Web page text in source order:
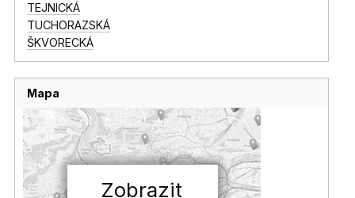
TEJNICKÁ
TUCHORAZSKÁ
ŠKVORECKÁ
Mapa
Zobrazit